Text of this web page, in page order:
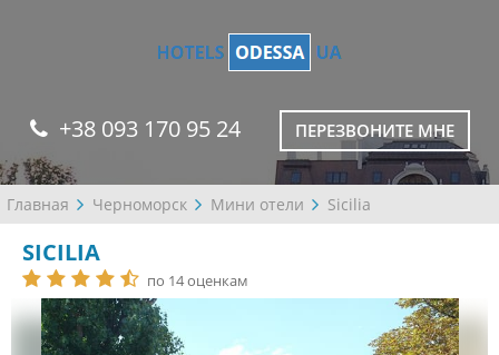
+38 093 170 95 24 ПЕРЕЗВОНИТЕ МНЕ
Главная Черноморск Мини отели Sicilia
SICILIA
по 14 оценкам